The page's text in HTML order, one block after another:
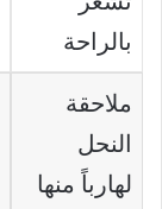
بالراحة
ملاحقة
النحل
لهارباً منها